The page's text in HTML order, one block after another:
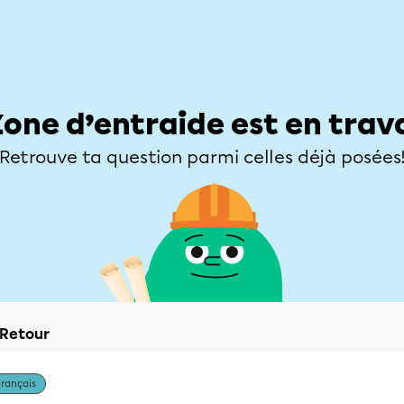
d’entraide est en
Retrouve ta question parmi celles déjà posées!
Retour